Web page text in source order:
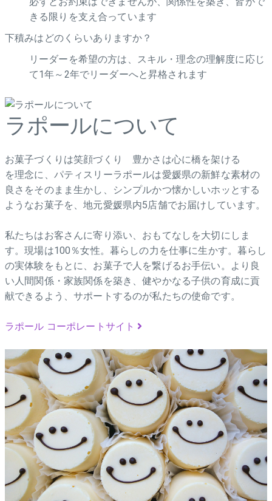
きる限りを支え合っています
下積みはどのくらいありますか？
リーダーを希望の方は、スキル・理念の理解度に応じ
て1年～2年でリーダーへと昇格されます
ラポールについて
お菓子づくりは笑顔づくり 豊かさは心に橋を架ける
を理念に、パティスリーラポールは愛媛県の新鮮な素材の
良さをそのまま生かし、シンプルかつ懐かしいホッとする
ようなお菓子を、地元愛媛県内5店舗でお届けしています。
私たちはお客さんに寄り添い、おもてなしを大切にしま
す。現場は100％女性。暮らしの力を仕事に生かす。暮らし
の実体験をもとに、お菓子で人を繋げるお手伝い。より良
い人間関係・家族関係を築き、健やかなる子供の育成に貢
献できるよう、サポートするのが私たちの使命です。
ラポール コーポレートサイト